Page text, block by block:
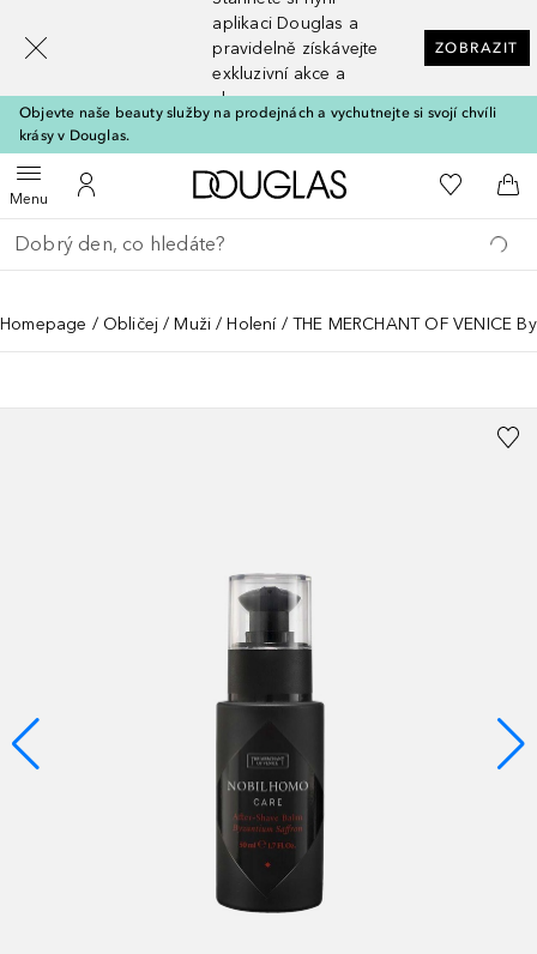
aplikaci Douglas a
pravidelně získávejte
exkluzivní akce a
slevy
ZOBRAZIT
Objevte naše beauty služby na prodejnách a vychutnejte si svojí chvíli
krásy v Douglas.
MenuOtevřít menuK mému účtu
Domů K mému
Do
Vraťte se
Proveďte vyhledávání
Homepage Obličej Muži Holení THE MERCHANT OF VENICE
[navigation.slideout.screenreader]